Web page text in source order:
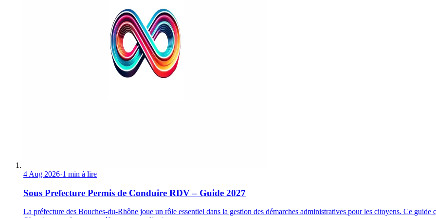
4 Aug 2026·1 min à lire
Sous Prefecture Permis de Conduire RDV – Guide 2027
La préfecture des Bouches-du-Rhône joue un rôle essentiel dans la gestion des démarches administratives pour les citoyens. Ce